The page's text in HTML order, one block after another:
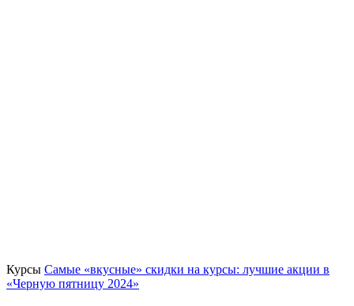
Курсы Самые «вкусные» скидки на курсы: лучшие акции в
«Черную пятницу 2024»